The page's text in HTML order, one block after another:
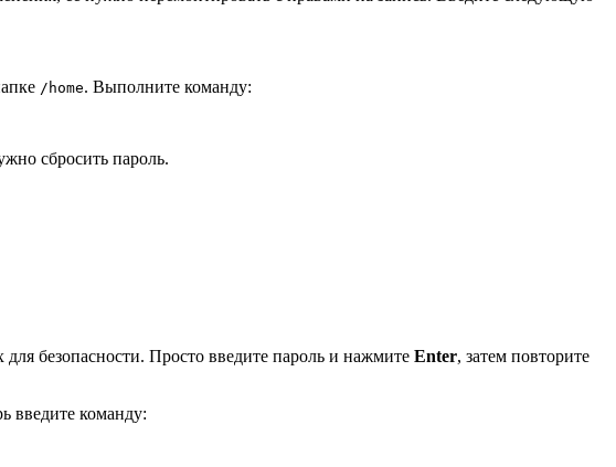
/home. Выполните команду:
сбросить пароль.
безопасности. Просто введите пароль и нажмите Enter, затем повторите
введите команду: